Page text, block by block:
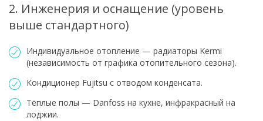
2. Инженерия и оснащение (уровень
выше стандартного)
Индивидуальное отопление — радиаторы Kermi
(независимость от графика отопительного сезона).
Кондиционер Fujitsu с отводом конденсата.
Тёплые полы — Danfoss на кухне, инфракрасный на
лоджии.